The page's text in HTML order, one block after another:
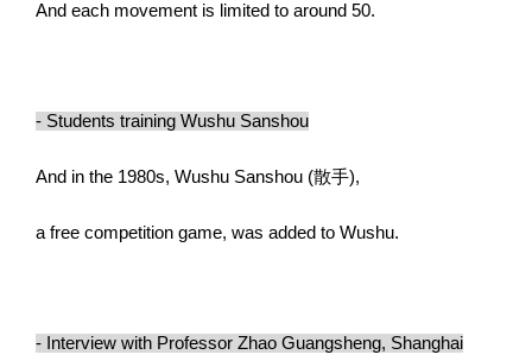
And each movement is limited to around 50.
- Students training Wushu Sanshou
And in the 1980s, Wushu Sanshou (散手),
a free competition game, was added to Wushu.
- Interview with Professor Zhao Guangsheng, Shanghai